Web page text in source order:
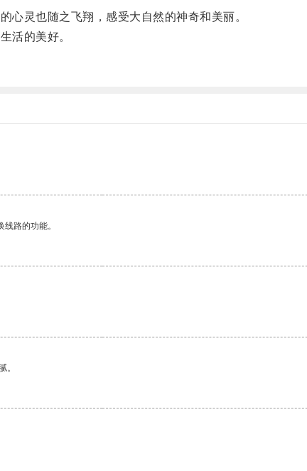
灵也随之飞翔，感受大自然的神奇和美丽。
活的美好。
路的功能。
。